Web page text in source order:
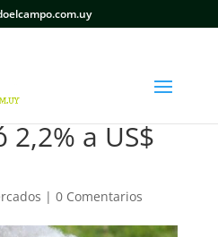
2,2% a US$
| 0 Comentarios